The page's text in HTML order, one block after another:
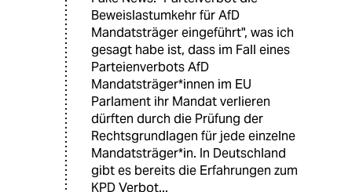
Beweislastumkehr für AfD
Mandatsträger eingeführt", was ich
gesagt habe ist, dass im Fall eines
Parteienverbots AfD
Mandatsträger*innen im EU
Parlament ihr Mandat verlieren
dürften durch die Prüfung der
Rechtsgrundlagen für jede einzelne
Mandatsträger*in. In Deutschland
gibt es bereits die Erfahrungen zum
KPD Verbot...